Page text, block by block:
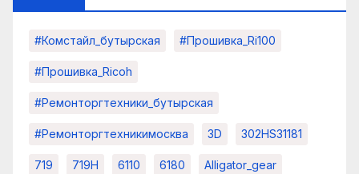
#комстайл_бутырская #прошивка_Ri100
#прошивка_Ricoh
#ремонторгтехники_бутырская
#ремонторгтехникимосква 3D 302HS31181
719 719H 6110 6180 Alligator_gear